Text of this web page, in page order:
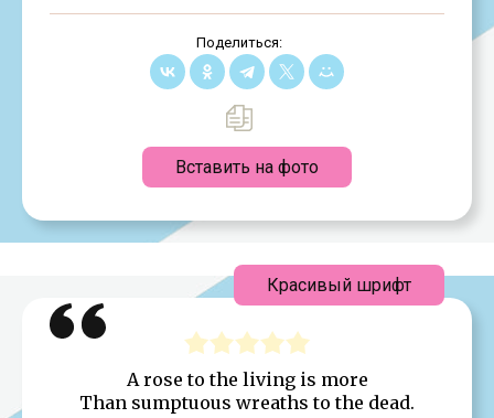
Поделиться:
Вставить на фото
A rose to the living is more
Than sumptuous wreaths to the dead.
Красивый шрифт